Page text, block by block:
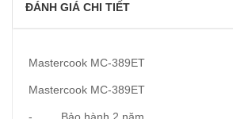
ĐÁNH GIÁ CHI TIẾT
Mastercook MC-389ET
Mastercook MC-389ET